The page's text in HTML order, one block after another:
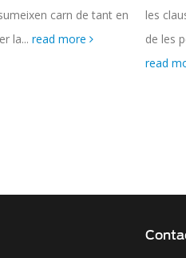
carn de tant en
la... read more
les
de les
read